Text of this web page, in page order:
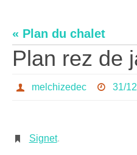
« Plan du chalet
Plan rez de
melchizedec 31/
Signet.